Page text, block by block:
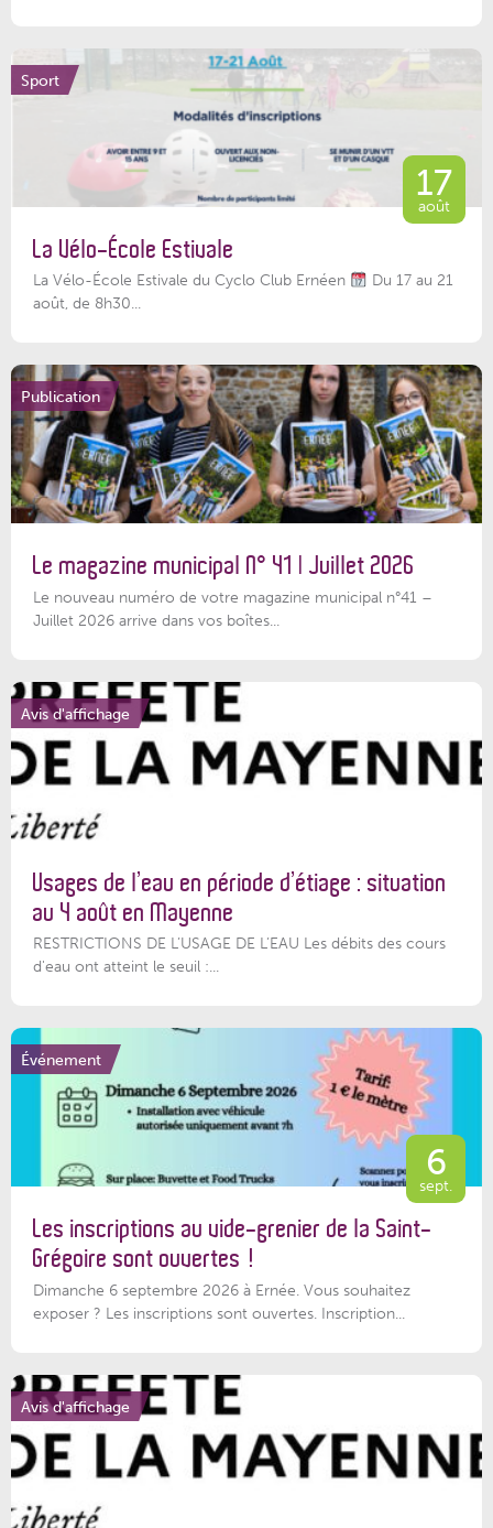
Sport
17
août
La Vélo-École Estivale
La Vélo-École Estivale du Cyclo Club Ernéen
Du 17 au 21
août, de 8h30...
Publication
Le magazine municipal N° 41 | Juillet 2026
Le nouveau numéro de votre magazine municipal n°41 –
Juillet 2026 arrive dans vos boîtes...
Avis d'affichage
Usages de l’eau en période d’étiage : situation
au 4 août en Mayenne
RESTRICTIONS DE L’USAGE DE L’EAU Les débits des cours
d'eau ont atteint le seuil :...
Événement
6
sept.
Les inscriptions au vide-grenier de la Saint-
Grégoire sont ouvertes !
Dimanche 6 septembre 2026 à Ernée. Vous souhaitez
exposer ? Les inscriptions sont ouvertes. Inscription...
Avis d'affichage